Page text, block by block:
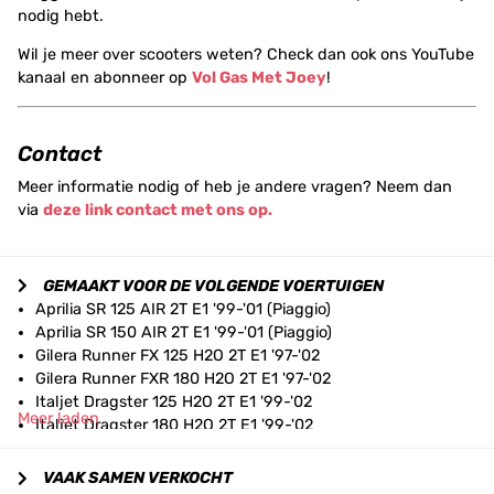
nodig hebt.
Wil je meer over scooters weten? Check dan ook ons YouTube
kanaal en abonneer op Vol Gas Met Joey!
Contact
Meer informatie nodig of heb je andere vragen? Neem dan
via deze link contact met ons op.
GEMAAKT VOOR DE VOLGENDE VOERTUIGEN
Aprilia SR 125 AIR 2T E1 '99-'01 (Piaggio)
Aprilia SR 150 AIR 2T E1 '99-'01 (Piaggio)
Gilera Runner FX 125 H2O 2T E1 '97-'02
Gilera Runner FXR 180 H2O 2T E1 '97-'02
Italjet Dragster 125 H2O 2T E1 '99-'02
Italjet Dragster 180 H2O 2T E1 '99-'02
Piaggio Hexagon 150 H2O 2T '94-'98
Meer laden
VAAK SAMEN VERKOCHT